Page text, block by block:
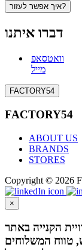
איך אפשר לעזור?
דברו איתנו
וואטסאפ
מייל
FACTORY54
FACTORY54
ABOUT US
BRANDS
STORES
Copyright © 2026
×
טווח המשלוחים